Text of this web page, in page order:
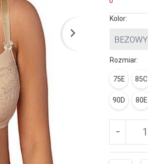
Kolor:
BEŻOWY
Rozmiar:
75E 85C
90D 80E